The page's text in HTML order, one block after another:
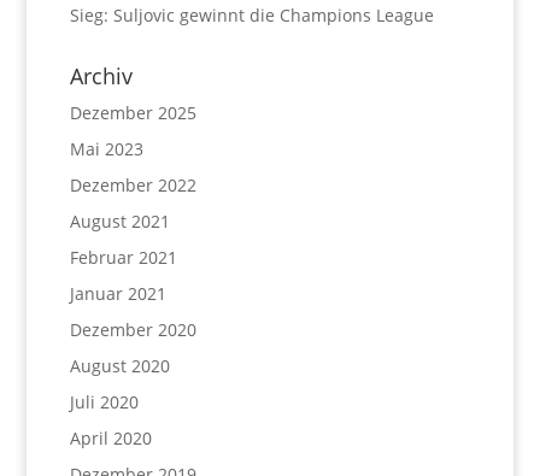
Sieg: Suljovic gewinnt die Champions League
Archiv
Dezember 2025
Mai 2023
Dezember 2022
August 2021
Februar 2021
Januar 2021
Dezember 2020
August 2020
Juli 2020
April 2020